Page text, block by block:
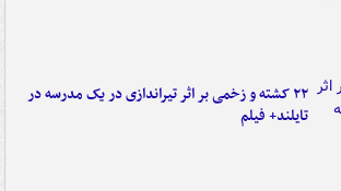
۲۲ کشته و زخمی بر اثر تیراندازی در یک مدرسه در
تایلند+ فیلم